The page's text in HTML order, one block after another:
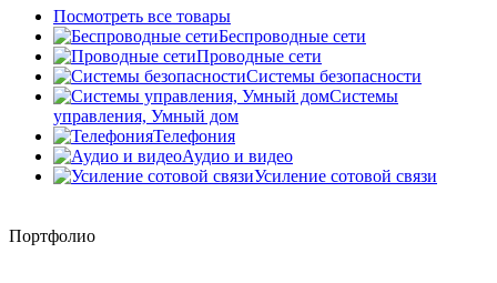
Посмотреть все товары
Беспроводные сети
Проводные сети
Системы безопасности
Системы
управления, Умный дом
Телефония
Аудио и видео
Усиление сотовой связи
Портфолио